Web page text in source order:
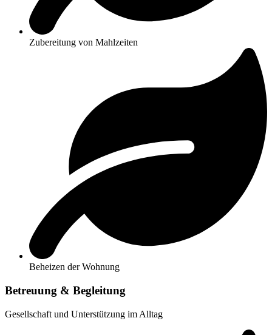
Zubereitung von Mahlzeiten
Beheizen der Wohnung
Betreuung & Begleitung
Gesellschaft und Unterstützung im Alltag